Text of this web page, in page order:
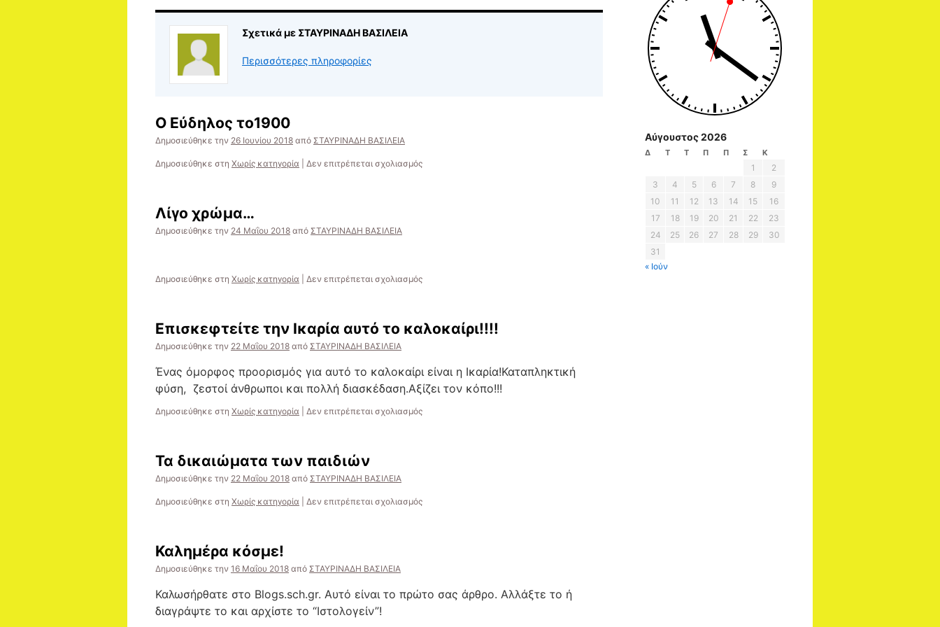
Σχετικά με ΣΤΑΥΡΙΝΑΔΗ ΒΑΣΙΛΕΙΑ
Περισσότερες πληροφορίες
Ο Εύδηλος το1900
Δημοσιεύθηκε την 26 Ιουνίου 2018 από ΣΤΑΥΡΙΝΑΔΗ ΒΑΣΙΛΕΙΑ
Δημοσιεύθηκε στη Χωρίς κατηγορία Δεν επιτρέπεται σχολιασμόςστο
Λίγο χρώμα…
Δημοσιεύθηκε την 24 Μαΐου 2018 από ΣΤΑΥΡΙΝΑΔΗ ΒΑΣΙΛΕΙΑ
Δημοσιεύθηκε στη Χωρίς κατηγορία Δεν επιτρέπεται σχολιασμόςστο
Επισκεφτείτε την Ικαρία αυτό το καλοκαίρι!!!!
Δημοσιεύθηκε την 22 Μαΐου 2018 από ΣΤΑΥΡΙΝΑΔΗ ΒΑΣΙΛΕΙΑ
Ένας όμορφος προορισμός για αυτό το καλοκαίρι είναι η Ικαρία!Καταπληκτική
φύση, ζεστοί άνθρωποι και πολλή διασκέδαση.Αξίζει τον κόπο!!!
Δημοσιεύθηκε στη Χωρίς κατηγορία Δεν επιτρέπεται σχολιασμόςστο
Τα δικαιώματα των παιδιών
Δημοσιεύθηκε την 22 Μαΐου 2018 από ΣΤΑΥΡΙΝΑΔΗ ΒΑΣΙΛΕΙΑ
Δημοσιεύθηκε στη Χωρίς κατηγορία Δεν επιτρέπεται σχολιασμόςστο
Καλημέρα κόσμε!
Δημοσιεύθηκε την 16 Μαΐου 2018 από ΣΤΑΥΡΙΝΑΔΗ ΒΑΣΙΛΕΙΑ
Καλωσήρθατε στο Blogs.sch.gr. Αυτό είναι το πρώτο σας άρθρο. Αλλάξτε το ή
διαγράψτε το και αρχίστε το “Ιστολογείν”!
Αύγουστος 2026
Δ Τ Τ Π Π Σ Κ
1
2
3
4 5 6 7 8
9
10
11 12 13 14 15
16
17
18 19 20 21 22
23
24
25 26 27 28 29
30
31
« Ιούν